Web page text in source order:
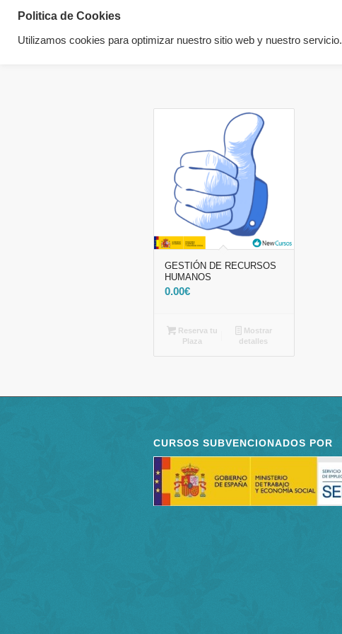
GESTIÓN DE RECURSOS
HUMANOS
0.00€
Reserva tu
Plaza
Mostrar
detalles
CURSOS SUBVENCIONADOS POR
Politica de Cookies
Utilizamos cookies para optimizar nuestro sitio web y nuestro servicio.